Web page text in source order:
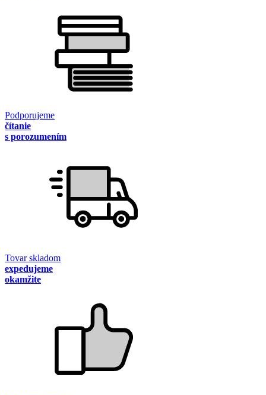
Podporujeme
čítanie
s porozumením
Tovar skladom
expedujeme
okamžite